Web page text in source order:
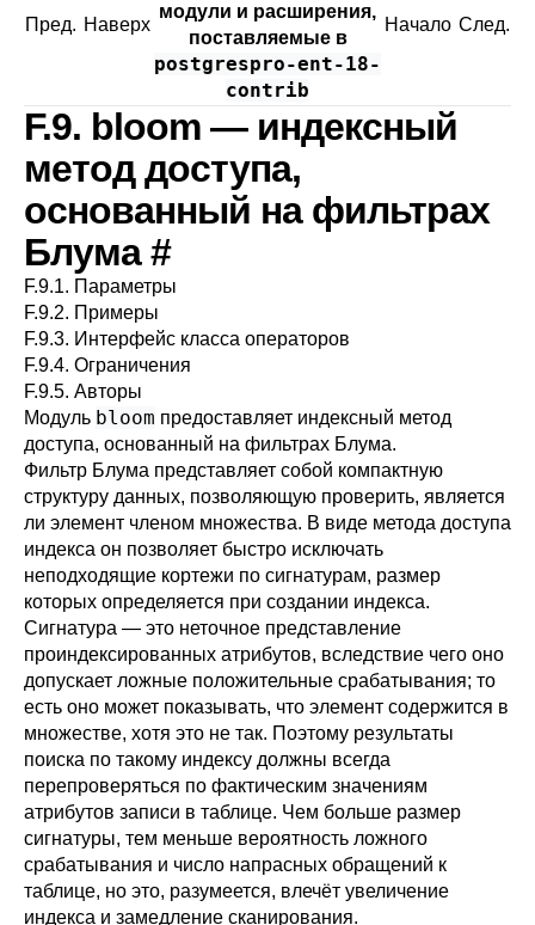
Пред. Наверх
модули и расширения,
поставляемые в
postgrespro-ent-18-
contrib
Начало След.
F.9. bloom — индексный
метод доступа,
основанный на фильтрах
Блума#
F.9.1. Параметры
F.9.2. Примеры
F.9.3. Интерфейс класса операторов
F.9.4. Ограничения
F.9.5. Авторы
Модуль bloom предоставляет индексный метод
доступа, основанный на фильтрах Блума.
Фильтр Блума представляет собой компактную
структуру данных, позволяющую проверить, является
ли элемент членом множества. В виде метода доступа
индекса он позволяет быстро исключать
неподходящие кортежи по сигнатурам, размер
которых определяется при создании индекса.
Сигнатура — это неточное представление
проиндексированных атрибутов, вследствие чего оно
допускает ложные положительные срабатывания; то
есть оно может показывать, что элемент содержится в
множестве, хотя это не так. Поэтому результаты
поиска по такому индексу должны всегда
перепроверяться по фактическим значениям
атрибутов записи в таблице. Чем больше размер
сигнатуры, тем меньше вероятность ложного
срабатывания и число напрасных обращений к
таблице, но это, разумеется, влечёт увеличение
индекса и замедление сканирования.